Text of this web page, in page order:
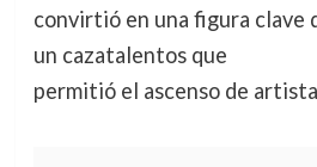
convirtió en una figura clave
un cazatalentos que
permitió el ascenso de